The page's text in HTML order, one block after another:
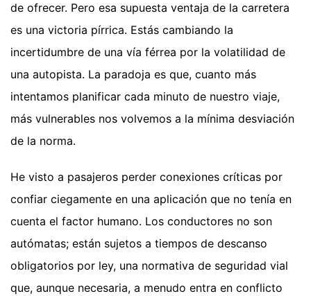
de ofrecer. Pero esa supuesta ventaja de la carretera
es una victoria pírrica. Estás cambiando la
incertidumbre de una vía férrea por la volatilidad de
una autopista. La paradoja es que, cuanto más
intentamos planificar cada minuto de nuestro viaje,
más vulnerables nos volvemos a la mínima desviación
de la norma.
He visto a pasajeros perder conexiones críticas por
confiar ciegamente en una aplicación que no tenía en
cuenta el factor humano. Los conductores no son
autómatas; están sujetos a tiempos de descanso
obligatorios por ley, una normativa de seguridad vial
que, aunque necesaria, a menudo entra en conflicto